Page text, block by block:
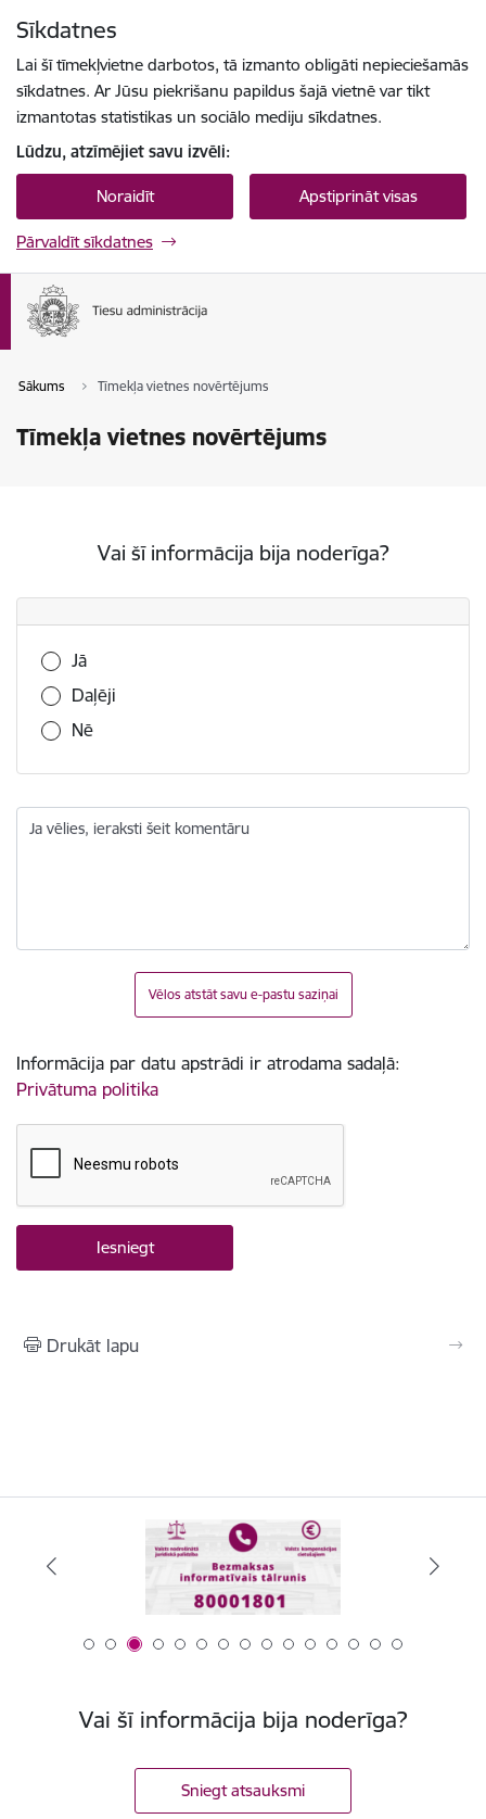
Sīkdatnes
Lai šī tīmekļvietne darbotos, tā izmanto obligāti nepieciešamās
sīkdatnes. Ar Jūsu piekrišanu papildus šajā vietnē var tikt
izmantotas statistikas un sociālo mediju sīkdatnes.
Lūdzu, atzīmējiet savu izvēli:
Noraidīt Apstiprināt visas
Pārvaldīt sīkdatnes
Sākums Tīmekļa vietnes novērtējums
Tīmekļa vietnes novērtējums
Vai šī informācija bija noderīga?
Vai šī informācija bija noderīga?
Jā
Daļēji
Nē
Ja vēlies, ieraksti šeit komentāru
Vēlos atstāt savu e-pastu saziņai
Informācija par datu apstrādi ir atrodama sadaļā:
Privātuma politika
Drukāt lapu
Vai šī informācija bija noderīga?
Sniegt atsauksmi